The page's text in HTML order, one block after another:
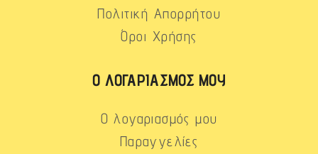
Πολιτική Απορρήτου
Όροι Χρήσης
Ο ΛΟΓΑΡΙΑΣΜΌΣ ΜΟΥ
Ο λογαριασμός μου
Παραγγελίες